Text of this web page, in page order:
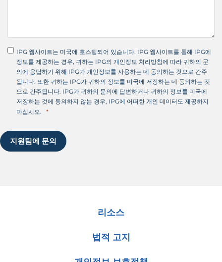
IPG 웹사이트는 미국에 호스팅되어 있습니다. IPG 웹사이트를 통해 IPG에
정보를 제공하는 경우, 귀하는 IPG의 개인정보 처리방침에 따라 귀하의 문
의에 응답하기 위해 IPG가 개인정보를 사용하는 데 동의하는 것으로 간주
됩니다. 또한 귀하는 IPG가 귀하의 정보를 미국에 저장하는 데 동의하는 것
으로 간주됩니다. IPG가 귀하의 문의에 답변하거나 귀하의 정보를 미국에
저장하는 것에 동의하지 않는 경우, IPG에 어떠한 개인 데이터도 제공하지
마십시오.
지원팀에 문의
리소스
법적 고지